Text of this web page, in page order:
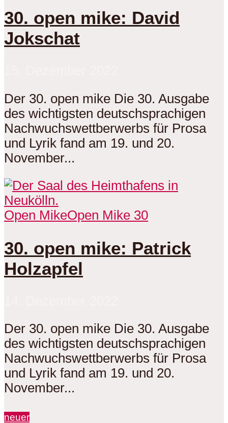
30. open mike: David
Jokschat
Der 30. open mike Die 30. Ausgabe
des wichtigsten deutschsprachigen
Nachwuchswettberwerbs für Prosa
und Lyrik fand am 19. und 20.
November...
Open MikeOpen Mike 30
30. open mike: Patrick
Holzapfel
Der 30. open mike Die 30. Ausgabe
des wichtigsten deutschsprachigen
Nachwuchswettberwerbs für Prosa
und Lyrik fand am 19. und 20.
November...
neuer